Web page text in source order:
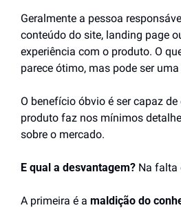
Geralmente a pessoa
conteúdo do site, landing page
experiência com o produto. O
parece ótimo, mas pode ser
O benefício óbvio é ser capaz
produto faz nos mínimos
sobre o mercado.
E qual a desvantagem? Na falta
A primeira é a maldição do